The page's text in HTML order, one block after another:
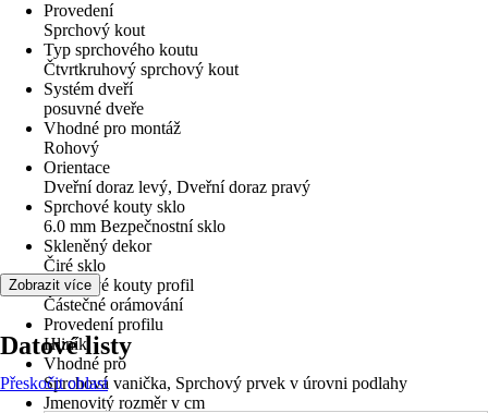
Provedení
Sprchový kout
Typ sprchového koutu
Čtvrtkruhový sprchový kout
Systém dveří
posuvné dveře
Vhodné pro montáž
Rohový
Orientace
Dveřní doraz levý, Dveřní doraz pravý
Sprchové kouty sklo
6.0 mm Bezpečnostní sklo
Skleněný dekor
Čiré sklo
Sprchové kouty profil
Částečné orámování
Provedení profilu
Hliník
Vhodné pro
Sprchová vanička, Sprchový prvek v úrovni podlahy
Jmenovitý rozměr v cm
Zobrazit více
Datové listy
Přeskočit oblast